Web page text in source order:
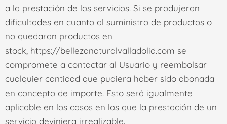
a la prestación de los servicios. Si se produjeran
dificultades en cuanto al suministro de productos o
no quedaran productos en
stock, https://bellezanaturalvalladolid.com se
compromete a contactar al Usuario y reembolsar
cualquier cantidad que pudiera haber sido abonada
en concepto de importe. Esto será igualmente
aplicable en los casos en los que la prestación de un
servicio deviniera irrealizable.